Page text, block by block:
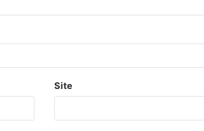
Site